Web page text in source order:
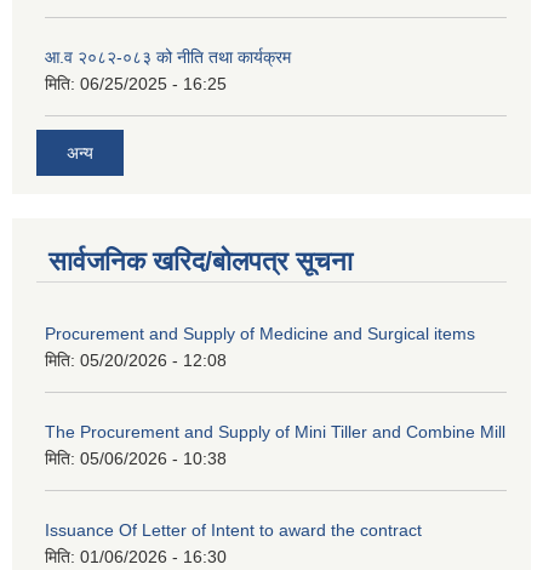
आ.व २०८२-०८३ को नीति तथा कार्यक्रम
मिति: 06/25/2025 - 16:25
अन्य
सार्वजनिक खरिद/बोलपत्र सूचना
Procurement and Supply of Medicine and Surgical items
मिति: 05/20/2026 - 12:08
The Procurement and Supply of Mini Tiller and Combine Mill
मिति: 05/06/2026 - 10:38
Issuance Of Letter of Intent to award the contract
मिति: 01/06/2026 - 16:30